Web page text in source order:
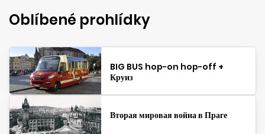
Oblíbené prohlídky
BIG BUS hop-on hop-off +
Круиз
Вторая мировая война в Праге